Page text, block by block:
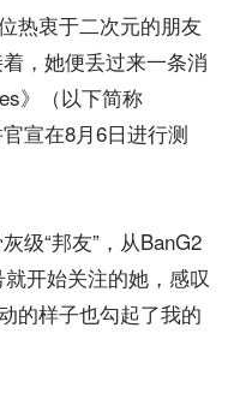
热衷于二次元的朋友
，她便丢过来一条消
》（以下简称
宣在8月6日进行测
级“邦友”，从BanG2
开始关注的她，感叹
的样子也勾起了我的